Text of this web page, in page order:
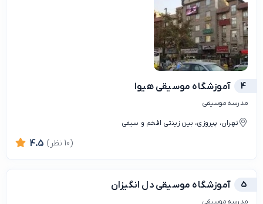
4 آموزشگاه موسیقی هیوا
مدرسه موسیقی
تهران، پیروزی، بین زینتی افخم و سیفی
4.5 (10 نظر)
5 آموزشگاه موسیقی دل انگیزان
مدرسه موسیقی